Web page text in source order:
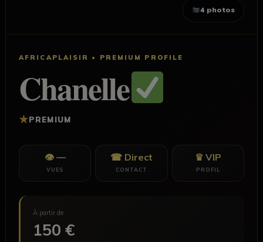
4 photos
AFRICAPLAISIR • PREMIUM PROFILE
Chanelle
★PREMIUM
👁 —
VUES
☎ Direct
CONTACT
♛ VIP
PROFIL
À partir de
150 €